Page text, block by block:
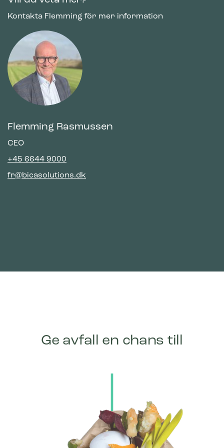
Cookies för marknadsföring används för att spåra besökare
på webbplatser. Avsikten är att visa annonser som är
relevanta och engagerande för enskilda användare, och
därmed mer värdefull för utgivare och
tredjepartsannonsörer.
Bica Modell 974 Avfallssortering 2×65
liter Fotpedal/öppet inkast
Bica Modell 950 Avfallssortering 2×65 +
Kontakta Flemming för mer information
Flemming Rasmussen
CEO
+45 6644 9000
fr@bicasolutions.dk
Ge avfall en chans till